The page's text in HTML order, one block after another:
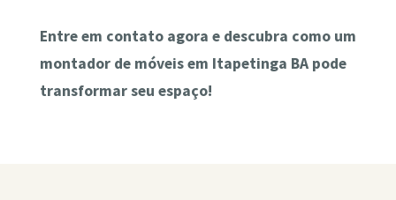
Entre em contato agora e descubra como um
montador de móveis em Itapetinga BA pode
transformar seu espaço!